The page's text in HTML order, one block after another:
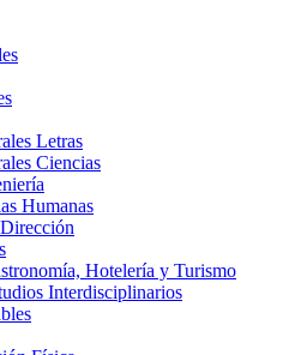
Letras
Ciencias
Humanas
Hotelería y Turismo
Interdisciplinarios